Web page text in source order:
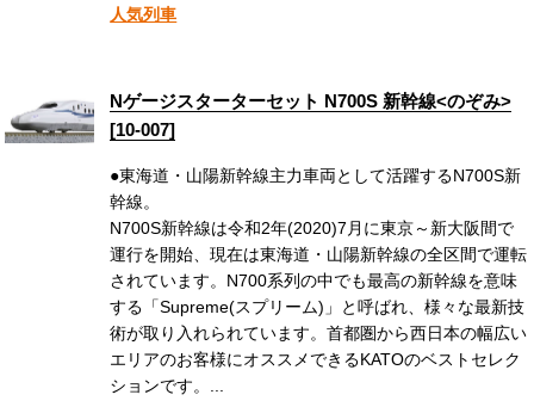
人気列車
Nゲージスターターセット N700S 新幹線<のぞみ>
[10-007]
●東海道・山陽新幹線主力車両として活躍するN700S新
幹線。
N700S新幹線は令和2年(2020)7月に東京～新大阪間で
運行を開始、現在は東海道・山陽新幹線の全区間で運転
されています。N700系列の中でも最高の新幹線を意味
する「Supreme(スプリーム)」と呼ばれ、様々な最新技
術が取り入れられています。首都圏から西日本の幅広い
エリアのお客様にオススメできるKATOのベストセレク
ションです。...